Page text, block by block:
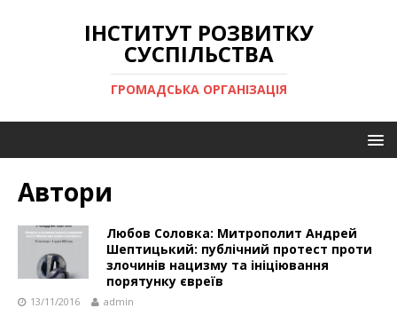
ІНСТИТУТ РОЗВИТКУ
СУСПІЛЬСТВА
ГРОМАДСЬКА ОРГАНІЗАЦІЯ
Автори
Любов Соловка: Митрополит Андрей
Шептицький: публічний протест проти
злочинів нацизму та ініціювання
порятунку євреїв
13/11/2016 admin